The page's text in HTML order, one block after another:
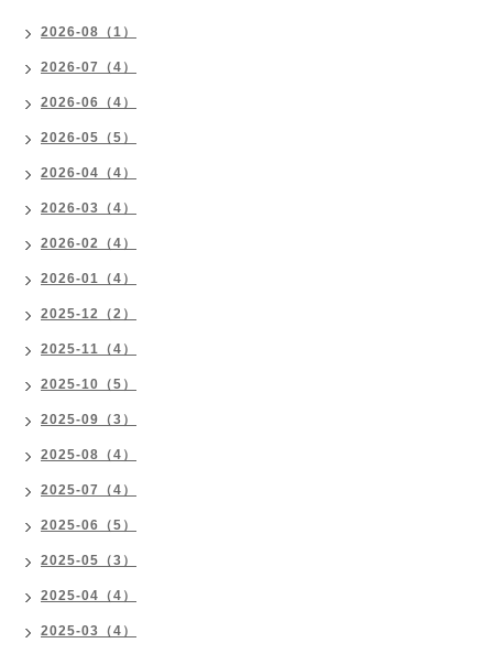
2026-08（1）
2026-07（4）
2026-06（4）
2026-05（5）
2026-04（4）
2026-03（4）
2026-02（4）
2026-01（4）
2025-12（2）
2025-11（4）
2025-10（5）
2025-09（3）
2025-08（4）
2025-07（4）
2025-06（5）
2025-05（3）
2025-04（4）
2025-03（4）